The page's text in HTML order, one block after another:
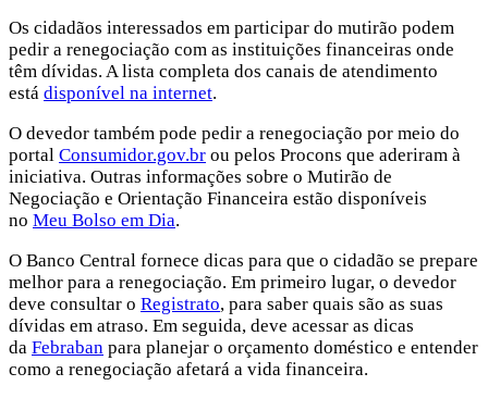
Os cidadãos interessados em participar do mutirão podem
pedir a renegociação com as instituições financeiras onde
têm dívidas. A lista completa dos canais de atendimento
está disponível na internet.
O devedor também pode pedir a renegociação por meio do
portal Consumidor.gov.br ou pelos Procons que aderiram à
iniciativa. Outras informações sobre o Mutirão de
Negociação e Orientação Financeira estão disponíveis
no Meu Bolso em Dia.
O Banco Central fornece dicas para que o cidadão se prepare
melhor para a renegociação. Em primeiro lugar, o devedor
deve consultar o Registrato, para saber quais são as suas
dívidas em atraso. Em seguida, deve acessar as dicas
da Febraban para planejar o orçamento doméstico e entender
como a renegociação afetará a vida financeira.